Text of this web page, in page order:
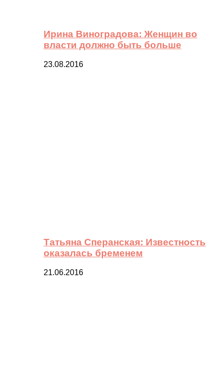
Ирина Виноградова: Женщин во
власти должно быть больше
23.08.2016
Татьяна Сперанская: Известность
оказалась бременем
21.06.2016